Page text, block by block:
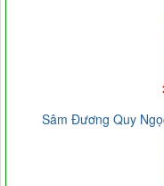
Sâm Đương Quy